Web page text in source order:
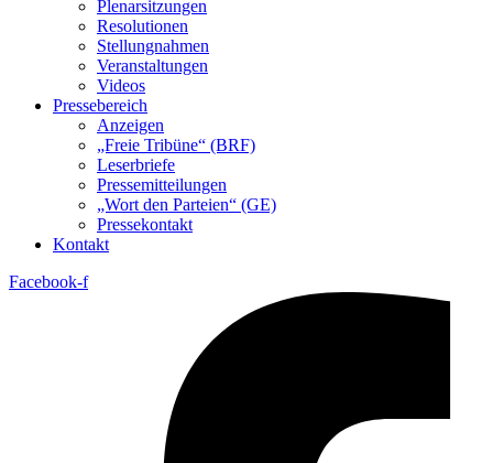
Plenarsitzungen
Resolutionen
Stellungnahmen
Veranstaltungen
Videos
Pressebereich
Anzeigen
„Freie Tribüne“ (BRF)
Leserbriefe
Pressemitteilungen
„Wort den Parteien“ (GE)
Pressekontakt
Kontakt
Facebook-f